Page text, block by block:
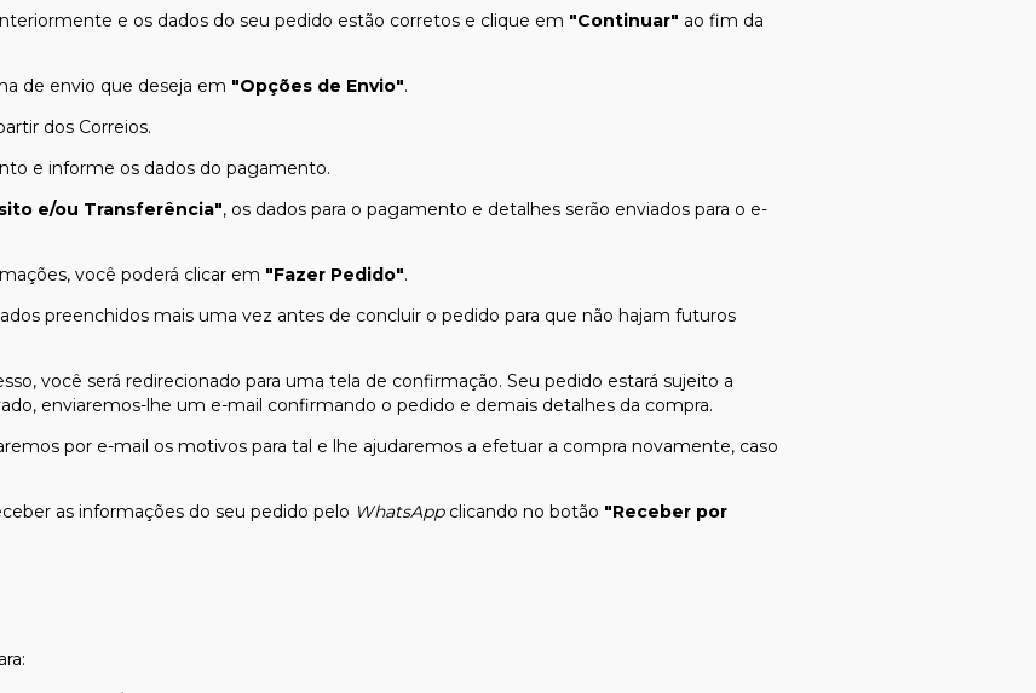
e os dados do seu pedido estão corretos e clique em "Continuar" ao fim da
de envio que deseja em "Opções de Envio".
dos Correios.
e informe os dados do pagamento.
e/ou Transferência", os dados para o pagamento e detalhes serão enviados para o e-
você poderá clicar em "Fazer Pedido".
preenchidos mais uma vez antes de concluir o pedido para que não hajam futuros
você será redirecionado para uma tela de confirmação. Seu pedido estará sujeito a
enviaremos-lhe um e-mail confirmando o pedido e demais detalhes da compra.
por e-mail os motivos para tal e lhe ajudaremos a efetuar a compra novamente, caso
as informações do seu pedido pelo WhatsApp clicando no botão "Receber por